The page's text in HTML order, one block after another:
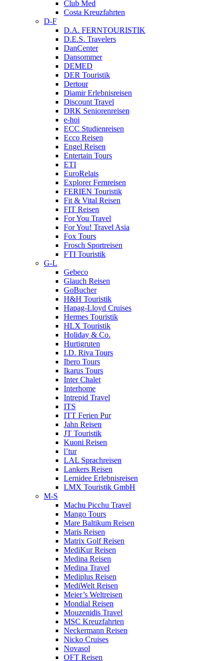
Club Med
Costa Kreuzfahrten
D-F
D.A. FERNTOURISTIK
D.E.S. Travelers
DanCenter
Dansommer
DEMED
DER Touristik
Dertour
Diamir Erlebnisreisen
Discount Travel
DRK Seniorenreisen
e-hoi
ECC Studienreisen
Ecco Reisen
Engel Reisen
Entertain Tours
ETI
EuroRelais
Explorer Fernreisen
FERIEN Touristik
Fit & Vital Reisen
FIT Reisen
For You Travel
For You! Travel Asia
Fox Tours
Frosch Sportreisen
FTI Touristik
G-L
Gebeco
Glauch Reisen
GoBucher
H&H Touristik
Hapag-Lloyd Cruises
Hermes Touristik
HLX Touristik
Holiday & Co.
Hurtigruten
I.D. Riva Tours
Ibero Tours
Ikarus Tours
Inter Chalet
Interhome
Intrepid Travel
ITS
ITT Ferien Pur
Jahn Reisen
JT Touristik
Kuoni Reisen
l’tur
LAL Sprachreisen
Lankers Reisen
Lernidee Erlebnisreisen
LMX Touristik GmbH
M-S
Machu Picchu Travel
Mango Tours
Mare Baltikum Reisen
Maris Reisen
Matrix Golf Reisen
MediKur Reisen
Medina Reisen
Medina Travel
Mediplus Reisen
MediWelt Reisen
Meier’s Weltreisen
Mondial Reisen
Mouzenidis Travel
MSC Kreuzfahrten
Neckermann Reisen
Nicko Cruises
Novasol
OFT Reisen